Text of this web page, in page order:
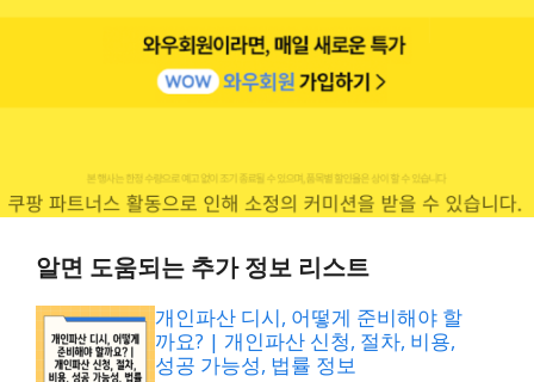
알면 도움되는 추가 정보 리스트
개인파산 디시, 어떻게 준비해야 할
까요? | 개인파산 신청, 절차, 비용,
성공 가능성, 법률 정보